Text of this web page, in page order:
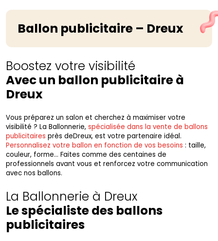
Ballon publicitaire – Dreux
Boostez votre visibilité
Avec un ballon publicitaire à
Dreux
Vous préparez un salon et cherchez à maximiser votre
visibilité ? La Ballonnerie, spécialisée dans la vente de ballons
publicitaires près deDreux, est votre partenaire idéal.
Personnalisez votre ballon en fonction de vos besoins : taille,
couleur, forme… Faites comme des centaines de
professionnels avant vous et renforcez votre communication
avec nos ballons.
La Ballonnerie à Dreux
Le spécialiste des ballons
publicitaires